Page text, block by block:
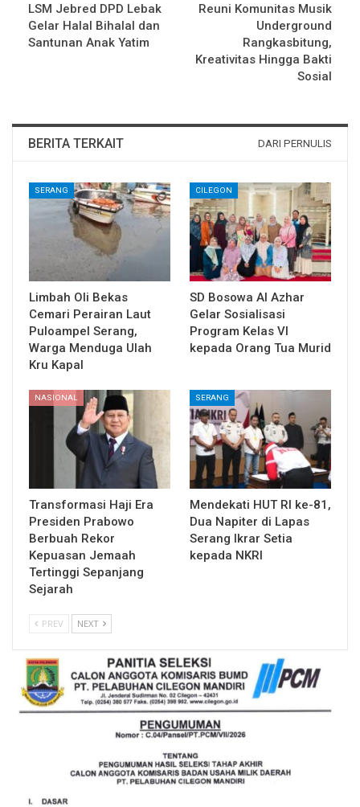
LSM Jebred DPD Lebak
Gelar Halal Bihalal dan
Santunan Anak Yatim
Reuni Komunitas Musik
Underground
Rangkasbitung,
Kreativitas Hingga Bakti
Sosial
BERITA TERKAIT DARI PERNULIS
SERANG
Limbah Oli Bekas
Cemari Perairan Laut
Puloampel Serang,
Warga Menduga Ulah
Kru Kapal
CILEGON
SD Bosowa Al Azhar
Gelar Sosialisasi
Program Kelas VI
kepada Orang Tua Murid
NASIONAL
Transformasi Haji Era
Presiden Prabowo
Berbuah Rekor
Kepuasan Jemaah
Tertinggi Sepanjang
Sejarah
SERANG
Mendekati HUT RI ke-81,
Dua Napiter di Lapas
Serang Ikrar Setia
kepada NKRI
PREV NEXT